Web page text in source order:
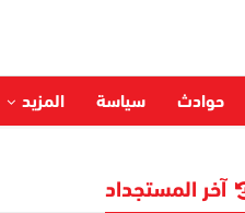
حوادث سياسة المزيد
آخر المستجداد